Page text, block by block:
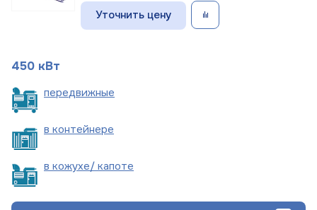
Уточнить цену
450 кВт
передвижные
в контейнере
в кожухе/ капоте